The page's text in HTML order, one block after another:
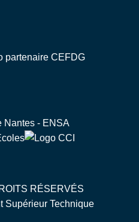
RÉSERVÉS
Supérieur Technique